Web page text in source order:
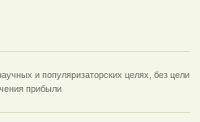
и популяризаторских целях, без цели
прибыли